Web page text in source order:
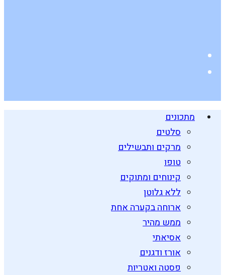
מתכונים
סלטים
מרקים ותבשילים
טופו
קינוחים ומתוקים
ללא גלוטן
ארוחה בקערה אחת
ממש מהיר
אסיאתי
אורז ודגנים
פסטה ואטריות